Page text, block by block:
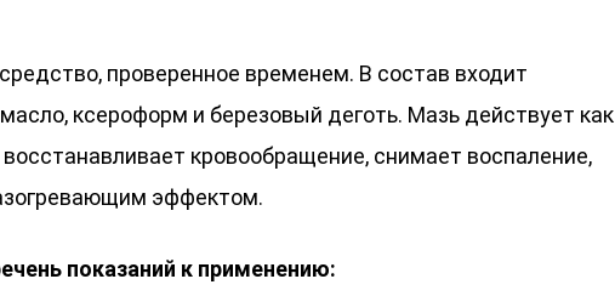
проверенное временем. В состав входит
ксероформ и березовый деготь. Мазь действует как
восстанавливает кровообращение, снимает воспаление,
эффектом.
показаний к применению: